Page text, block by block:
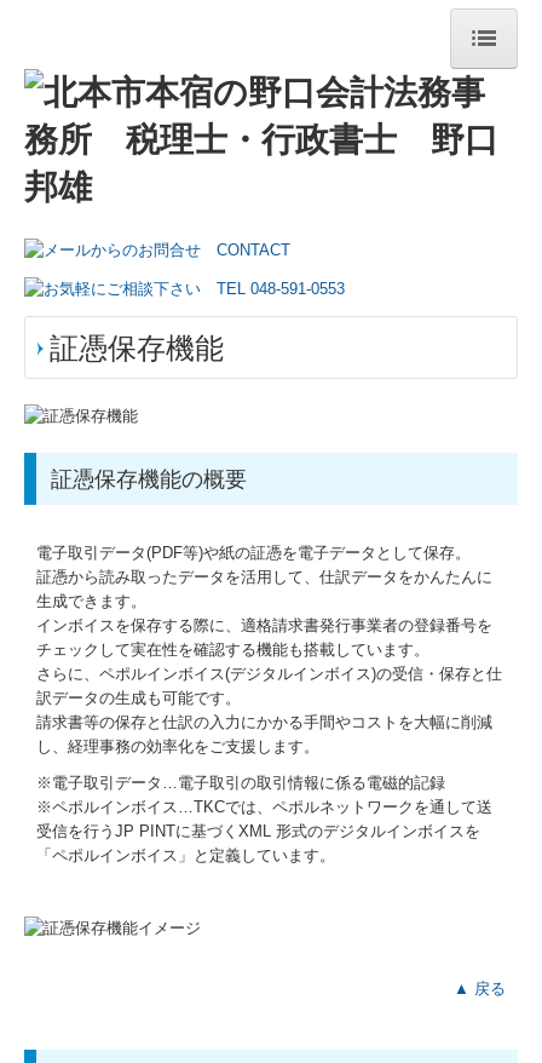
トップページ
事務所紹介
経営理念
交通案内
リンク集
業務案内
円満な相続・事業承継を支援
TKCシステムのご紹介
建設業用会計情報DB
経営者お役立ち情報
経営改善オンデマンド講座
経営革新等支援機関とは
新型コロナ経営支援情報
補助金・助成金・融資情報
証憑保存機能
証憑保存機能の概要
電子取引データ(PDF等)や紙の証憑を電子データとして保存。
証憑から読み取ったデータを活用して、仕訳データをかんたんに
生成できます。
インボイスを保存する際に、適格請求書発行事業者の登録番号を
チェックして実在性を確認する機能も搭載しています。
さらに、ペポルインボイス(デジタルインボイス)の受信・保存と仕
訳データの生成も可能です。
請求書等の保存と仕訳の入力にかかる手間やコストを大幅に削減
し、経理事務の効率化をご支援します。
※電子取引データ…電子取引の取引情報に係る電磁的記録
※ペポルインボイス…TKCでは、ペポルネットワークを通して送
受信を行うJP PINTに基づくXML 形式のデジタルインボイスを
「ペポルインボイス」と定義しています。
▲ 戻る